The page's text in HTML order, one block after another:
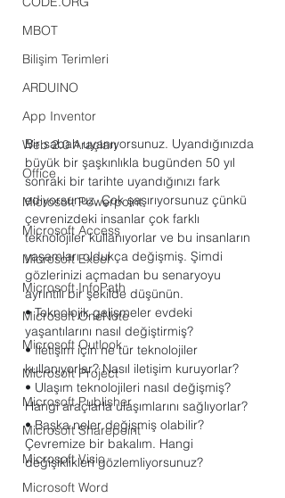
MBOT
Bilişim Terimleri
ARDUINO
App Inventor
Web 2.0 Araçları
Office
Microsoft Powerpoint
Microsoft Access
Microsoft Excel
Microsoft InfoPath
Microsoft OneNote
Microsoft Outlook
Microsoft Project
Microsoft Publisher
Microsoft Sharepoint
Microsoft Visio
Microsoft Word
Bir sabah uyanıyorsunuz. Uyandığınızda
büyük bir şaşkınlıkla bugünden 50 yıl
sonraki bir tarihte uyandığınızı fark
ediyorsunuz. Çok şaşırıyorsunuz çünkü
çevrenizdeki insanlar çok farklı
teknolojiler kullanıyorlar ve bu insanların
yaşamları oldukça değişmiş. Şimdi
gözlerinizi açmadan bu senaryoyu
ayrıntılı bir şekilde düşünün.
• Teknolojik gelişmeler evdeki
yaşantılarını nasıl değiştirmiş?
• İletişim için ne tür teknolojiler
kullanıyorlar? Nasıl iletişim kuruyorlar?
• Ulaşım teknolojileri nasıl değişmiş?
Hangi araçlarla ulaşımlarını sağlıyorlar?
• Başka neler değişmiş olabilir?
Çevremize bir bakalım. Hangi
değişiklikleri gözlemliyorsunuz?